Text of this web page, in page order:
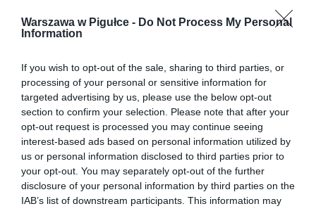
Warszawa w Pigułce - Do Not Process My Personal
Information
If you wish to opt-out of the sale, sharing to third parties, or
processing of your personal or sensitive information for
targeted advertising by us, please use the below opt-out
section to confirm your selection. Please note that after your
opt-out request is processed you may continue seeing
interest-based ads based on personal information utilized by
us or personal information disclosed to third parties prior to
your opt-out. You may separately opt-out of the further
disclosure of your personal information by third parties on the
IAB’s list of downstream participants. This information may